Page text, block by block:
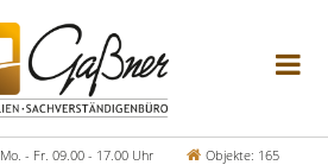
Mo. - Fr. 09.00 - 17.00 Uhr Objekte: 165